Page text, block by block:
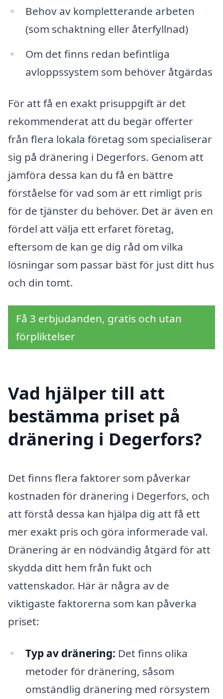
Behov av kompletterande arbeten
(som schaktning eller återfyllnad)
Om det finns redan befintliga
avloppssystem som behöver åtgärdas
För att få en exakt prisuppgift är det
rekommenderat att du begär offerter
från flera lokala företag som specialiserar
sig på dränering i Degerfors. Genom att
jämföra dessa kan du få en bättre
förståelse för vad som är ett rimligt pris
för de tjänster du behöver. Det är även en
fördel att välja ett erfaret företag,
eftersom de kan ge dig råd om vilka
lösningar som passar bäst för just ditt hus
och din tomt.
Få 3 erbjudanden, gratis och utan
förpliktelser
Vad hjälper till att
bestämma priset på
dränering i Degerfors?
Det finns flera faktorer som påverkar
kostnaden för dränering i Degerfors, och
att förstå dessa kan hjälpa dig att få ett
mer exakt pris och göra informerade val.
Dränering är en nödvändig åtgärd för att
skydda ditt hem från fukt och
vattenskador. Här är några av de
viktigaste faktorerna som kan påverka
priset:
Typ av dränering: Det finns olika
metoder för dränering, såsom
omständlig dränering med rörsystem